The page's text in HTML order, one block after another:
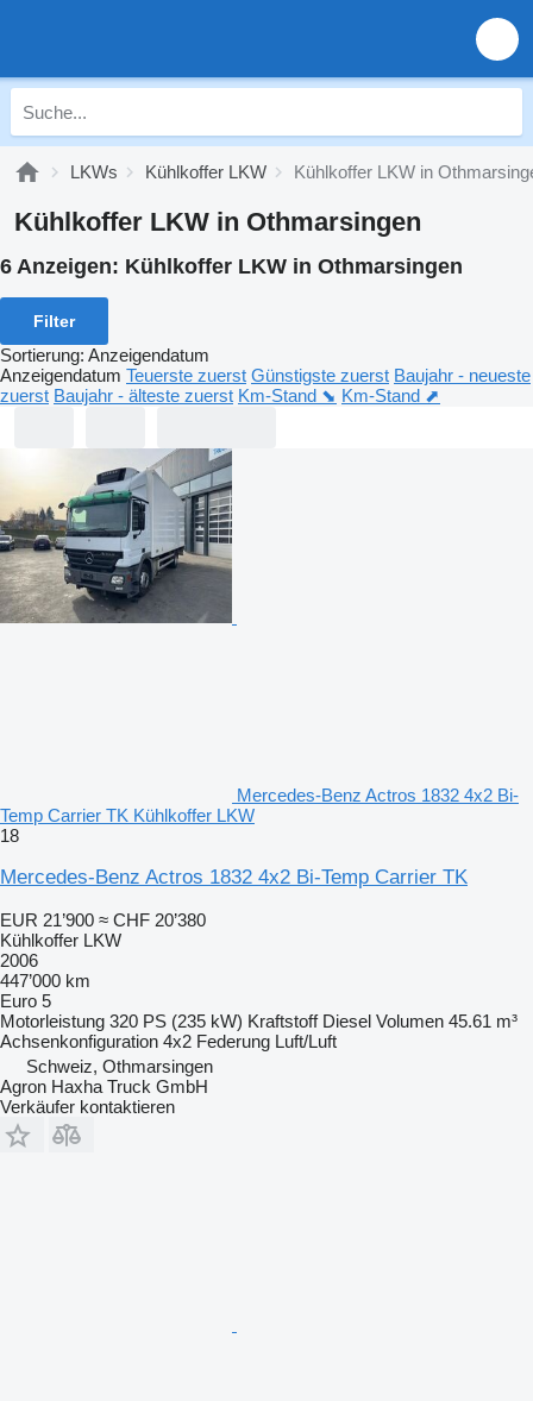
LKWs Kühlkoffer LKW Kühlkoffer LKW in
Kühlkoffer LKW in Othmarsingen
6 Anzeigen: Kühlkoffer LKW in Othmarsingen
Filter
Sortierung: Anzeigendatum
Anzeigendatum Teuerste zuerst Günstigste zuerst Baujahr - neueste
zuerst Baujahr - älteste zuerst Km-Stand ⬊ Km-Stand ⬈
Mercedes-Benz Actros 1832 4x2 Bi-
Temp Carrier TK Kühlkoffer LKW
18
Mercedes-Benz Actros 1832 4x2 Bi-Temp Carrier TK
EUR 21’900 ≈ CHF 20’380
Kühlkoffer LKW
2006
447’000 km
Euro 5
Motorleistung 320 PS (235 kW) Kraftstoff Diesel Volumen 45.61 m³
Achsenkonfiguration 4x2 Federung Luft/Luft
Schweiz, Othmarsingen
Agron Haxha Truck GmbH
Verkäufer kontaktieren